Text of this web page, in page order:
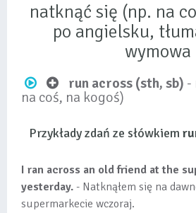
natknąć się (np. na
po angielsku,
wymowa
run across (sth, sb) -
na coś, na kogoś)
Przykłady zdań ze słówkiem
I ran across an old friend at the
yesterday. - Natknąłem się na
supermarkecie wczoraj.